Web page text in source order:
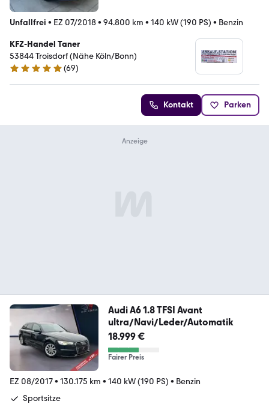
Unfallfrei • EZ 07/2018• 94.800 km • 140 kW (190 PS) • Benzin
KFZ-Handel Taner
53844 Troisdorf (Nähe Köln/Bonn)
4.8 Sterne
(69)
Kontakt Parken
Audi A6 1.8 TFSI Avant
ultra/Navi/Leder/Automatik
18.999 €
Fairer Preis
EZ 08/2017• 130.175 km • 140 kW (190 PS) • Benzin
Sportsitze